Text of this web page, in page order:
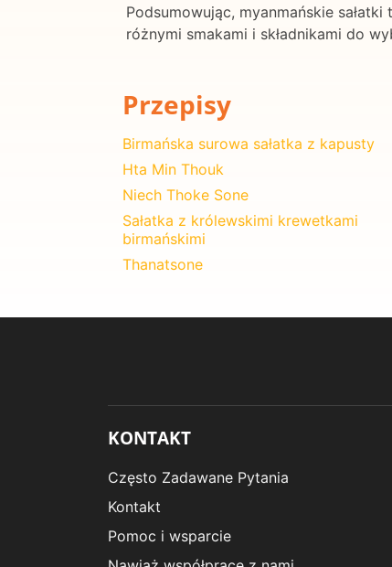
Podsumowując, myanmańskie
różnymi smakami i składnikami do
Przepisy
Birmańska surowa sałatka z kapusty
Hta Min Thouk
Niech Thoke Sone
Sałatka z królewskimi krewetkami
birmańskimi
Thanatsone
KONTAKT
Często Zadawane Pytania
Kontakt
Pomoc i wsparcie